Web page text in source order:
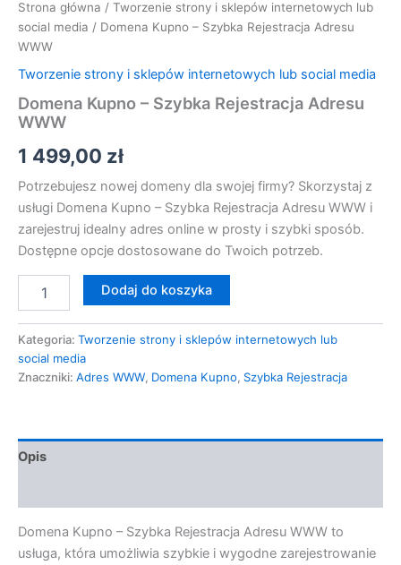
Strona główna / Tworzenie strony i sklepów internetowych lub
social media / Domena Kupno – Szybka Rejestracja Adresu
WWW
Tworzenie strony i sklepów internetowych lub social media
Domena Kupno – Szybka Rejestracja Adresu
WWW
1 499,00 zł
Potrzebujesz nowej domeny dla swojej firmy? Skorzystaj z
usługi Domena Kupno – Szybka Rejestracja Adresu WWW i
zarejestruj idealny adres online w prosty i szybki sposób.
Dostępne opcje dostosowane do Twoich potrzeb.
Dodaj do koszyka
Kategoria: Tworzenie strony i sklepów internetowych lub
social media
Znaczniki: Adres WWW, Domena Kupno, Szybka Rejestracja
Opis
Domena Kupno – Szybka Rejestracja Adresu WWW to
usługa, która umożliwia szybkie i wygodne zarejestrowanie